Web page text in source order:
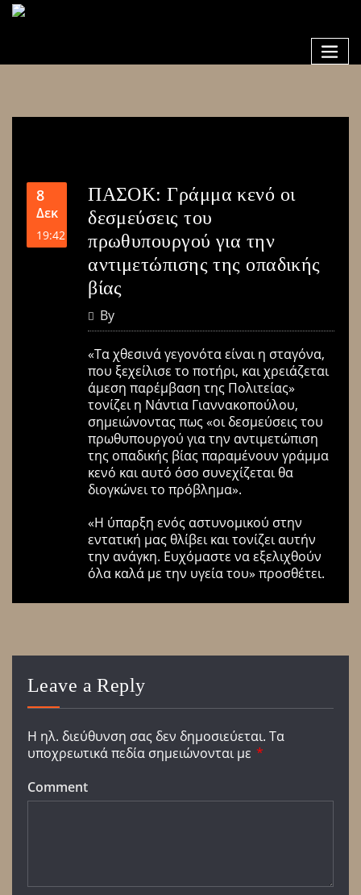
8
Δεκ
19:42
ΠΑΣΟΚ: Γράμμα κενό οι
δεσμεύσεις του
πρωθυπουργού για την
αντιμετώπισης της οπαδικής
βίας
By
«Τα χθεσινά γεγονότα είναι η σταγόνα,
που ξεχείλισε το ποτήρι, και χρειάζεται
άμεση παρέμβαση της Πολιτείας»
τονίζει η Νάντια Γιαννακοπούλου,
σημειώνοντας πως «οι δεσμεύσεις του
πρωθυπουργού για την αντιμετώπιση
της οπαδικής βίας παραμένουν γράμμα
κενό και αυτό όσο συνεχίζεται θα
διογκώνει το πρόβλημα».
«Η ύπαρξη ενός αστυνομικού στην
εντατική μας θλίβει και τονίζει αυτήν
την ανάγκη. Ευχόμαστε να εξελιχθούν
όλα καλά με την υγεία του» προσθέτει.
Leave a Reply
Η ηλ. διεύθυνση σας δεν δημοσιεύεται. Τα
υποχρεωτικά πεδία σημειώνονται με *
Comment